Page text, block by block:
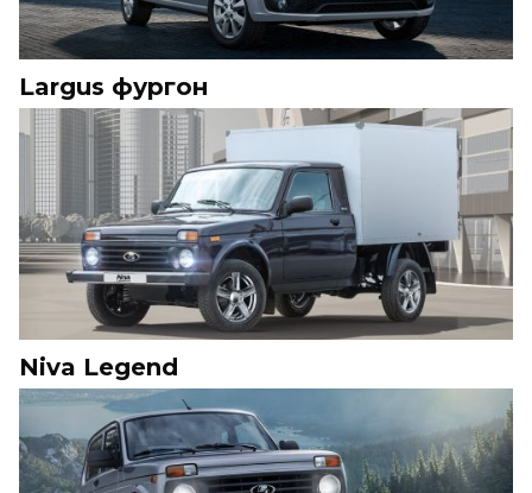
Largus фургон
Niva Legend